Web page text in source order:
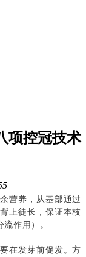
项控冠技术
营养，从基部通过
上徒长，保证本枝
作用）。
在发芽前促发。方